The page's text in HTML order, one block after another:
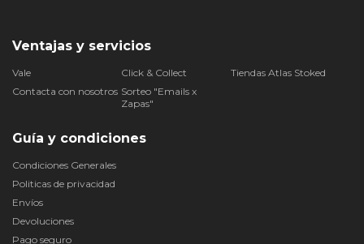
Ventajas y servicios
Vale Click & Collect
Tiendas Atlas Stoked
Contacta con nosotros Sorteo "Emails x
Zapas"
Guía y condiciones
Condiciones Generales
Politicas de privacidad
Envíos
Devoluciones
Pago seguro